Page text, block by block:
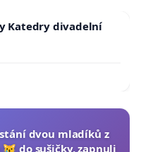
Katedry divadelní
dvou mladíků z
do sušičky, zapnuli